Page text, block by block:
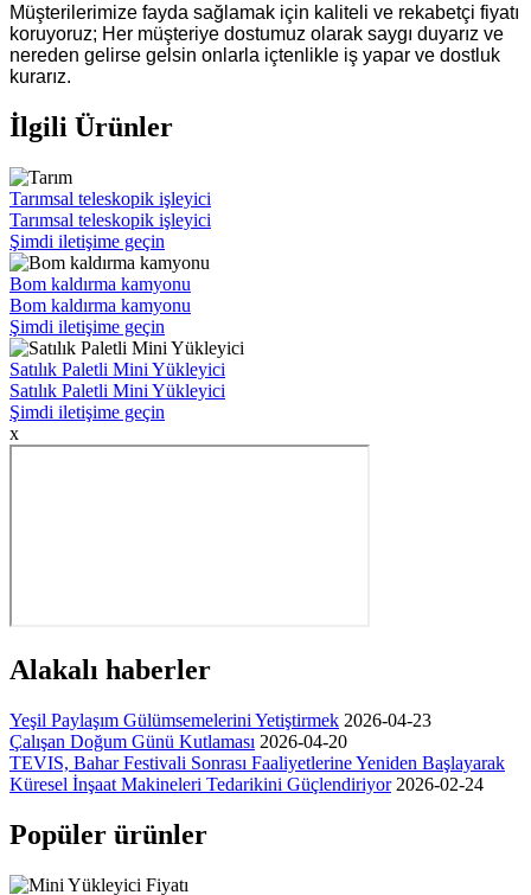
Müşterilerimize fayda sağlamak için kaliteli ve rekabetçi fiyatı
koruyoruz; Her müşteriye dostumuz olarak saygı duyarız ve
nereden gelirse gelsin onlarla içtenlikle iş yapar ve dostluk
kurarız.
İlgili Ürünler
Tarımsal teleskopik işleyici
Tarımsal teleskopik işleyici
Şimdi iletişime geçin
Bom kaldırma kamyonu
Bom kaldırma kamyonu
Şimdi iletişime geçin
Satılık Paletli Mini Yükleyici
Satılık Paletli Mini Yükleyici
Şimdi iletişime geçin
x
Alakalı haberler
Yeşil Paylaşım Gülümsemelerini Yetiştirmek 2026-04-23
Çalışan Doğum Günü Kutlaması 2026-04-20
TEVIS, Bahar Festivali Sonrası Faaliyetlerine Yeniden Başlayarak
Küresel İnşaat Makineleri Tedarikini Güçlendiriyor 2026-02-24
Popüler ürünler